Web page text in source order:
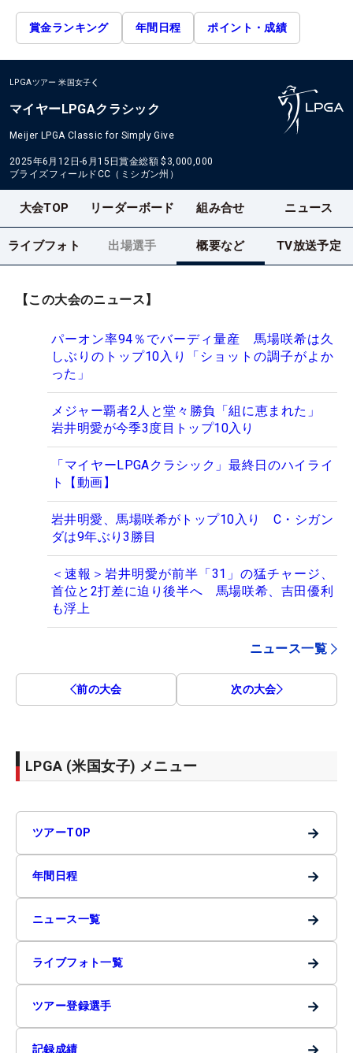
賞金ランキング 年間日程 ポイント・成績
LPGAツアー 米国女子
マイヤーLPGAクラシック
Meijer LPGA Classic for Simply Give
2025年6月12日-6月15日賞金総額 $3,000,000
ブライズフィールドCC（ミシガン州）
大会TOP リーダーボード 組み合せ ニュース
ライブフォト 出場選手 概要など TV放送予定
【この大会のニュース】
パーオン率94％でバーディ量産 馬場咲希は久
しぶりのトップ10入り「ショットの調子がよか
った」
メジャー覇者2人と堂々勝負「組に恵まれた」
岩井明愛が今季3度目トップ10入り
「マイヤーLPGAクラシック」最終日のハイライ
ト【動画】
岩井明愛、馬場咲希がトップ10入り C・シガン
ダは9年ぶり3勝目
＜速報＞岩井明愛が前半「31」の猛チャージ、
首位と2打差に迫り後半へ 馬場咲希、吉田優利
も浮上
ニュース一覧
前の大会 次の大会
LPGA (米国女子) メニュー
ツアーTOP →
年間日程 →
ニュース一覧 →
ライブフォト一覧 →
ツアー登録選手 →
記録成績 →